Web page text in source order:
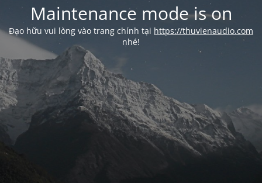
Maintenance mode is on
Đạo hữu vui lòng vào trang chính tại https://thuvienaudio.com
nhé!